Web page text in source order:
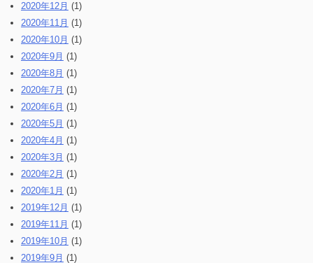
2020年12月 (1)
2020年11月 (1)
2020年10月 (1)
2020年9月 (1)
2020年8月 (1)
2020年7月 (1)
2020年6月 (1)
2020年5月 (1)
2020年4月 (1)
2020年3月 (1)
2020年2月 (1)
2020年1月 (1)
2019年12月 (1)
2019年11月 (1)
2019年10月 (1)
2019年9月 (1)